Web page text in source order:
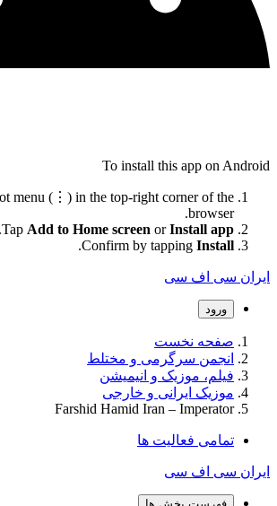
To install this app on Android
menu (⋮) in the top-right corner of the
browser.
Tap Add to Home screen orInstall app
.
Confirm by tapping Install
.
ایران سی اف سی
ورود
صفحه نخست
انجمن سرگرمی و مختلط
فیلم، موزیک و انیمیشن
موزیک ایرانی و خارجی
Farshid Hamid Iran – Imperator
تمامی فعالیت ها
ایران سی اف سی